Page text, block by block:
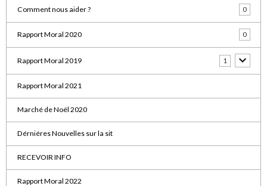
Comment nous aider ? 0
Rapport Moral 2020 0
Rapport Moral 2019 1
Rapport Moral 2021
Marché de Noël 2020
Dérniéres Nouvelles sur la sit
RECEVOIR INFO
Rapport Moral 2022